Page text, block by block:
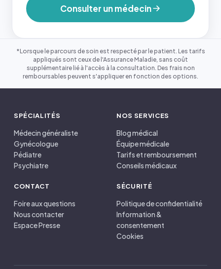
Consulter un médecin
*Lorsque le parcours de soin est respecté par le patient. Les tarifs
appliqués sont ceux de l'Assurance Maladie, sans coût
supplémentaire lié à l'accès à la consultation. Des frais non
remboursables peuvent s'appliquer en fonction des options.
SPÉCIALITÉS
Médecin généraliste
Gynécologue
Pédiatre
Psychiatre
NOS SERVICES
Blog médical
Équipe médicale
Tarifs et remboursement
Conseils médicaux
CONTACT
Foire aux questions
Nous contacter
Espace Presse
SÉCURITÉ
Politique de confidentialité
Information &
consentement
Cookies